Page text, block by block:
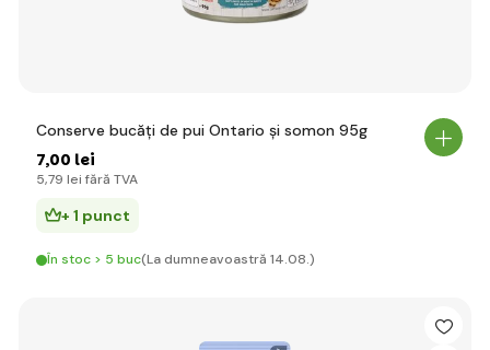
Conserve bucăți de pui Ontario și somon 95g
7,00 lei
5,79 lei fără TVA
+ 1 punct
În stoc > 5 buc(La dumneavoastră 14.08.)